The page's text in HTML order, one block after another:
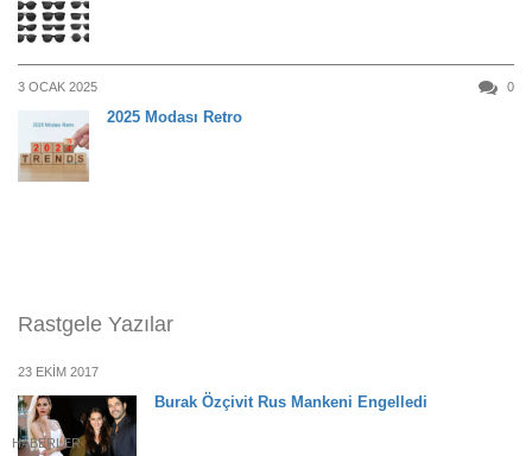
3 OCAK 2025 0
2025 Modası Retro
Rastgele Yazılar
23 EKIM 2017
HABERLER
Burak Özçivit Rus Mankeni Engelledi